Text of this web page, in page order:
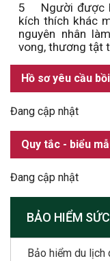
5
Người được
kích thích khác
nguyên nhân
vong, thương tật
Hồ sơ yêu cầu
Đang cập nhật
Quy tắc - biểu
Đang cập nhật
BẢO HIỂM
Bảo hiểm du lịch